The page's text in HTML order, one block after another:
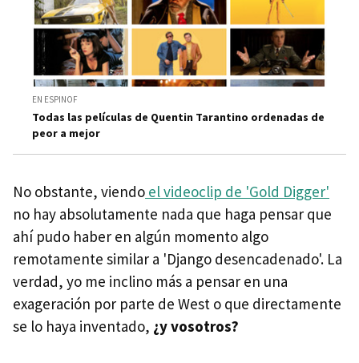
EN ESPINOF
Todas las películas de Quentin Tarantino ordenadas de
peor a mejor
No obstante, viendo el videoclip de 'Gold Digger'
no hay absolutamente nada que haga pensar que
ahí pudo haber en algún momento algo
remotamente similar a 'Django desencadenado'. La
verdad, yo me inclino más a pensar en una
exageración por parte de West o que directamente
se lo haya inventado, ¿y vosotros?